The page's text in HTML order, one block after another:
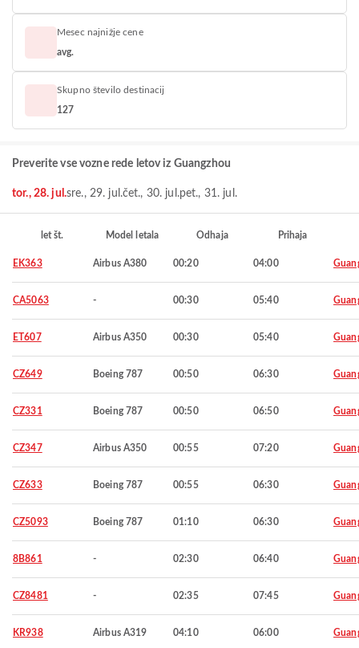
Mesec najnižje cene
avg.
Skupno število destinacij
127
Preverite vse vozne rede letov iz Guangzhou
tor., 28. jul.sre., 29. jul.čet., 30. jul.pet., 31. jul.
let št. Model letala Odhaja Prihaja
EK363 Airbus A380 00:20 04:00
CA5063 - 00:30 05:40
ET607 Airbus A350 00:30 05:40
CZ649 Boeing 787 00:50 06:30
CZ331 Boeing 787 00:50 06:50
CZ347 Airbus A350 00:55 07:20
CZ633 Boeing 787 00:55 06:30
CZ5093 Boeing 787 01:10 06:30
8B861 - 02:30 06:40
CZ8481 - 02:35 07:45
KR938 Airbus A319 04:10 06:00